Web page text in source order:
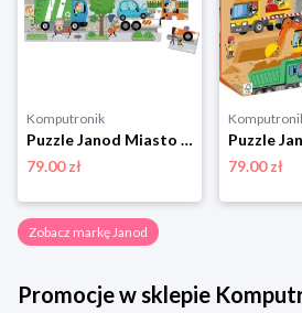
Komputronik
Puzzle Janod Miasto w walizce 36 elementów
79.00 zł
79.00 zł
Zobacz markę Janod
Promocje w sklepie